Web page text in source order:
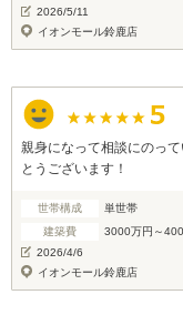
ただけるため安心して進
した。
2026/5/11
イオンモール鈴鹿店
親身になって相談にのっ
とうございます！
世帯構成
単世帯
建築費
3000万円～
2026/4/6
イオンモール鈴鹿店